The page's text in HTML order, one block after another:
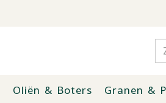
Oliën & Boters Granen &